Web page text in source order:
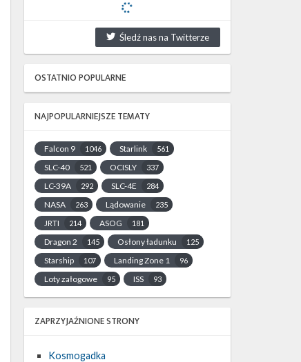
Śledź nas na Twitterze
OSTATNIO POPULARNE
NAJPOPULARNIEJSZE TEMATY
Falcon 9 1046 Starlink 561
SLC-40 521 OCISLY 337
LC-39A 292 SLC-4E 284
NASA 263 Lądowanie 235
JRTI 214 ASOG 181
Dragon 2 145 Osłony ładunku 125
Starship 107 Landing Zone 1 96
Loty załogowe 95 ISS 93
ZAPRZYJAŹNIONE STRONY
Kosmogadka